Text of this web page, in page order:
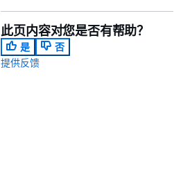
此页内容对您是否有帮助？
是
否
提供反馈